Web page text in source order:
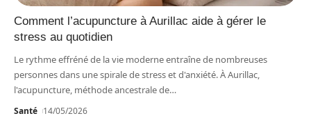
Comment l’acupuncture à Aurillac aide à gérer le
stress au quotidien
Le rythme effréné de la vie moderne entraîne de nombreuses
personnes dans une spirale de stress et d'anxiété. À Aurillac,
l'acupuncture, méthode ancestrale de…
Santé 14/05/2026